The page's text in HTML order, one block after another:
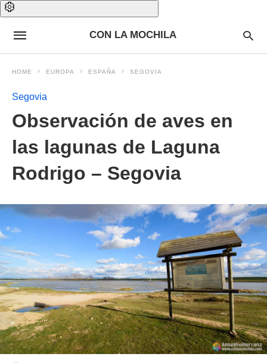
CON LA MOCHILA
HOME EUROPA ESPAÑA SEGOVIA
Segovia
Observación de aves en
las lagunas de Laguna
Rodrigo – Segovia